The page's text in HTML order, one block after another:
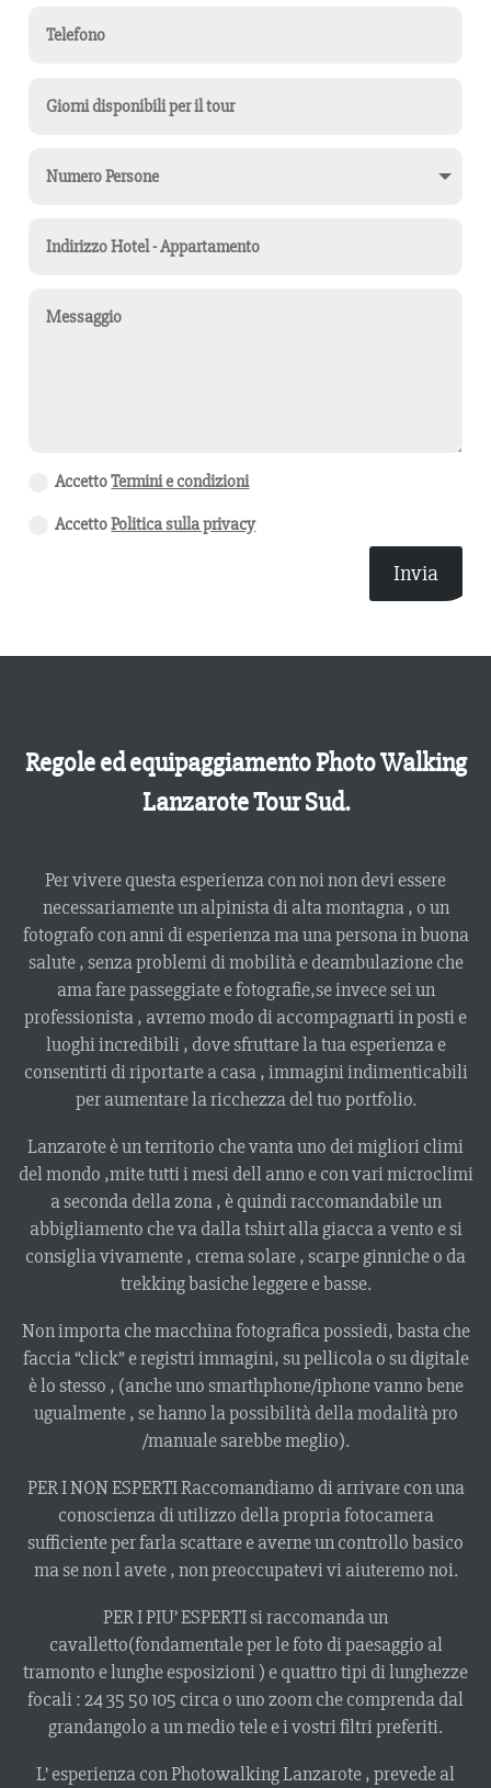
AccettoTermini e condizioni
AccettoPolitica sulla privacy
Invia
Regole ed equipaggiamento Photo Walking
Lanzarote Tour Sud.
Per vivere questa esperienza con noi non devi essere
necessariamente un alpinista di alta montagna , o un
fotografo con anni di esperienza ma una persona in buona
salute , senza problemi di mobilità e deambulazione che
ama fare passeggiate e fotografie,se invece sei un
professionista , avremo modo di accompagnarti in posti e
luoghi incredibili , dove sfruttare la tua esperienza e
consentirti di riportarte a casa , immagini indimenticabili
per aumentare la ricchezza del tuo portfolio.
Lanzarote è un territorio che vanta uno dei migliori climi
del mondo ,mite tutti i mesi dell anno e con vari microclimi
a seconda della zona , è quindi raccomandabile un
abbigliamento che va dalla tshirt alla giacca a vento e si
consiglia vivamente , crema solare , scarpe ginniche o da
trekking basiche leggere e basse.
Non importa che macchina fotografica possiedi, basta che
faccia “click” e registri immagini, su pellicola o su digitale
è lo stesso , (anche uno smarthphone/iphone vanno bene
ugualmente , se hanno la possibilità della modalità pro
/manuale sarebbe meglio).
PER I NON ESPERTI Raccomandiamo di arrivare con una
conoscienza di utilizzo della propria fotocamera
sufficiente per farla scattare e averne un controllo basico
ma se non l avete , non preoccupatevi vi aiuteremo noi.
PER I PIU’ ESPERTI si raccomanda un
cavalletto(fondamentale per le foto di paesaggio al
tramonto e lunghe esposizioni ) e quattro tipi di lunghezze
focali : 24 35 50 105 circa o uno zoom che comprenda dal
grandangolo a un medio tele e i vostri filtri preferiti.
L’ esperienza con Photowalking Lanzarote , prevede al